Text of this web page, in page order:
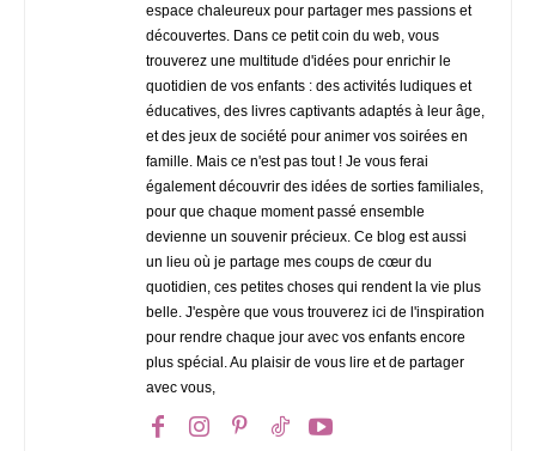
espace chaleureux pour partager mes passions et
découvertes. Dans ce petit coin du web, vous
trouverez une multitude d'idées pour enrichir le
quotidien de vos enfants : des activités ludiques et
éducatives, des livres captivants adaptés à leur âge,
et des jeux de société pour animer vos soirées en
famille. Mais ce n'est pas tout ! Je vous ferai
également découvrir des idées de sorties familiales,
pour que chaque moment passé ensemble
devienne un souvenir précieux. Ce blog est aussi
un lieu où je partage mes coups de cœur du
quotidien, ces petites choses qui rendent la vie plus
belle. J'espère que vous trouverez ici de l'inspiration
pour rendre chaque jour avec vos enfants encore
plus spécial. Au plaisir de vous lire et de partager
avec vous,